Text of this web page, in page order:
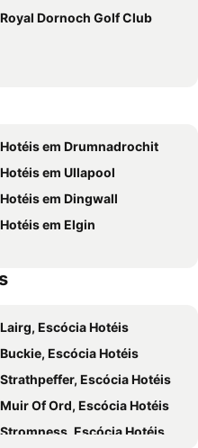
Royal Dornoch Golf Club
Hotéis em Drumnadrochit
Hotéis em Ullapool
Hotéis em Dingwall
Hotéis em Elgin
Lairg, Escócia Hotéis
Buckie, Escócia Hotéis
Strathpeffer, Escócia Hotéis
Muir Of Ord, Escócia Hotéis
Stromness, Escócia Hotéis